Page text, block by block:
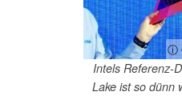
ⓘ
Intels Referenz-
Lake ist so dünn